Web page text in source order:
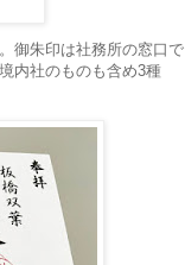
御朱印は社務所の窓口で
内社のものも含め3種